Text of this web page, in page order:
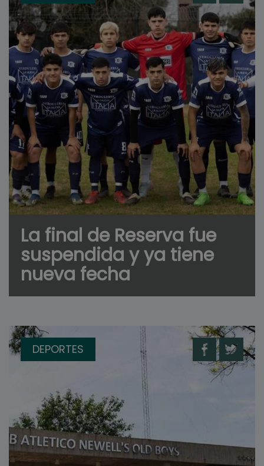
La final de Reserva fue
suspendida y ya tiene
nueva fecha
DEPORTES